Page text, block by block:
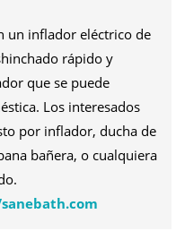
un inflador eléctrico de
rápido y
que se puede
Los interesados
por inflador, ducha de
bañera, o cualquiera